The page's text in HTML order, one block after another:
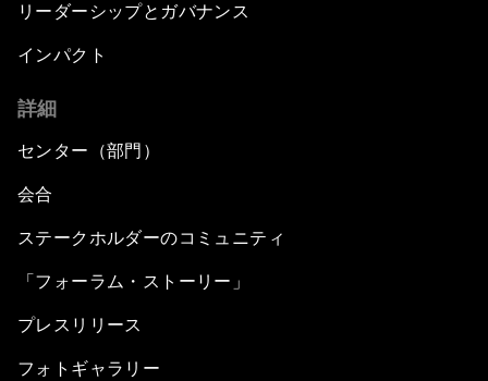
リーダーシップとガバナンス
インパクト
詳細
センター（部門）
会合
ステークホルダーのコミュニティ
「フォーラム・ストーリー」
プレスリリース
フォトギャラリー